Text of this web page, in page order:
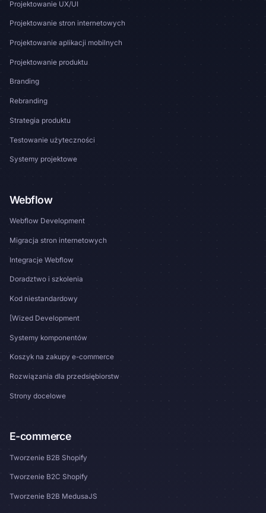
Projektowanie UX/UI
Projektowanie stron internetowych
Projektowanie aplikacji mobilnych
Projektowanie produktu
Branding
Rebranding
Strategia produktu
Testowanie użyteczności
Systemy projektowe
Webflow
Webflow Development
Migracja stron internetowych
Integracje Webflow
Doradztwo i szkolenia
Kod niestandardowy
[Wized Development
Systemy komponentów
Koszyk na zakupy e-commerce
Rozwiązania dla przedsiębiorstw
Strony docelowe
E-commerce
Tworzenie B2B Shopify
Tworzenie B2C Shopify
Tworzenie B2B MedusaJS